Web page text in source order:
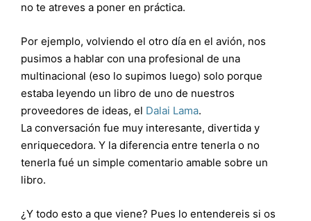
no te atreves a poner en práctica.
Por ejemplo, volviendo el otro día en el avión, nos
pusimos a hablar con una profesional de una
multinacional (eso lo supimos luego) solo porque
estaba leyendo un libro de uno de nuestros
proveedores de ideas, el Dalai Lama.
La conversación fue muy interesante, divertida y
enriquecedora. Y la diferencia entre tenerla o no
tenerla fué un simple comentario amable sobre un
libro.
¿Y todo esto a que viene? Pues lo entendereis si os